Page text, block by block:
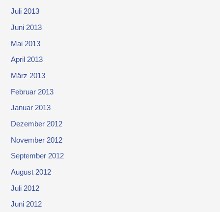
Juli 2013
Juni 2013
Mai 2013
April 2013
März 2013
Februar 2013
Januar 2013
Dezember 2012
November 2012
September 2012
August 2012
Juli 2012
Juni 2012